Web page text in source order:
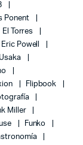
Ponent
El Torres
Eric Powell
Flipbook
Miller
Funko